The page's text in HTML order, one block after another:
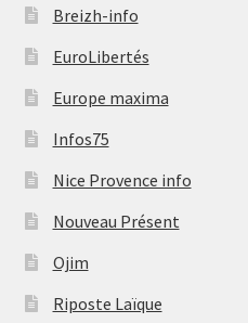
Breizh-info
EuroLibertés
Europe maxima
Infos75
Nice Provence info
Nouveau Présent
Ojim
Riposte Laïque